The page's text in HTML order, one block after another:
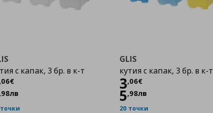
с капак, 3 бр. в к-т
,06€
,98лв
GLIS
кутия с капак, 3 бр. в к-т
3,06€
Цена
5,98лв
20 точки